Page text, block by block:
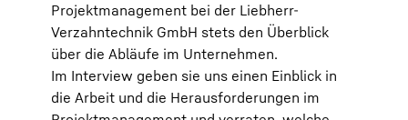
Projektmanagement bei der Liebherr-
Verzahntechnik GmbH stets den Überblick
über die Abläufe im Unternehmen.
Im Interview geben sie uns einen Einblick in
die Arbeit und die Herausforderungen im